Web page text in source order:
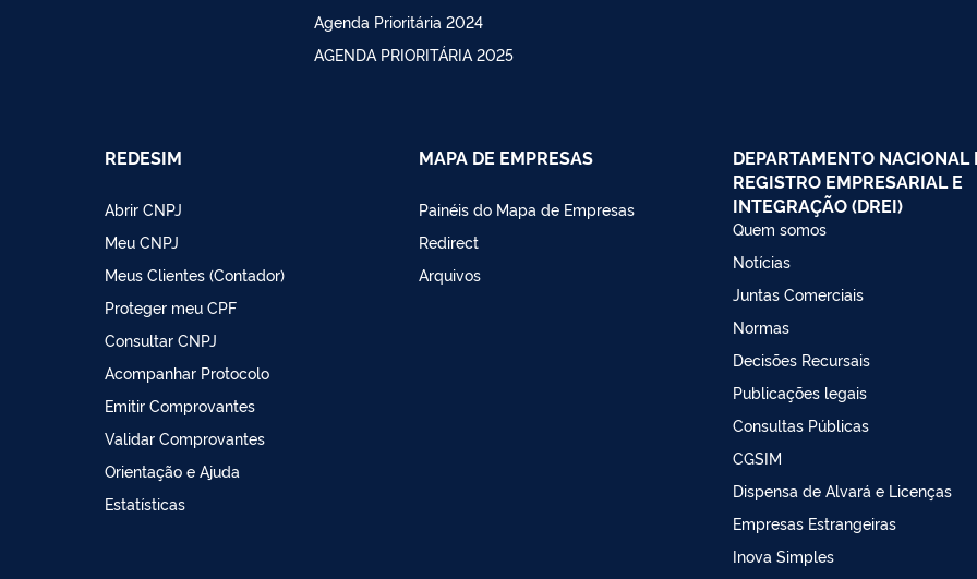
Agenda Prioritária 2024
AGENDA PRIORITÁRIA 2025
REDESIM
Abrir CNPJ
Meu CNPJ
Meus Clientes (Contador)
Proteger meu CPF
Consultar CNPJ
Acompanhar Protocolo
Emitir Comprovantes
Validar Comprovantes
Orientação e Ajuda
Estatísticas
MAPA DE EMPRESAS
Painéis do Mapa de Empresas
Redirect
Arquivos
DEPARTAMENTO NACIONAL
REGISTRO EMPRESARIAL E
INTEGRAÇÃO (DREI)
Quem somos
Notícias
Juntas Comerciais
Normas
Decisões Recursais
Publicações legais
Consultas Públicas
CGSIM
Dispensa de Alvará e Licenças
Empresas Estrangeiras
Inova Simples